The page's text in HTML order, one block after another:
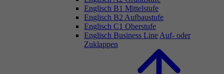
Englisch B1 Mittelstufe
Englisch B2 Aufbaustufe
Englisch C1 Oberstufe
Englisch Business Line Auf- oder
Zuklappen